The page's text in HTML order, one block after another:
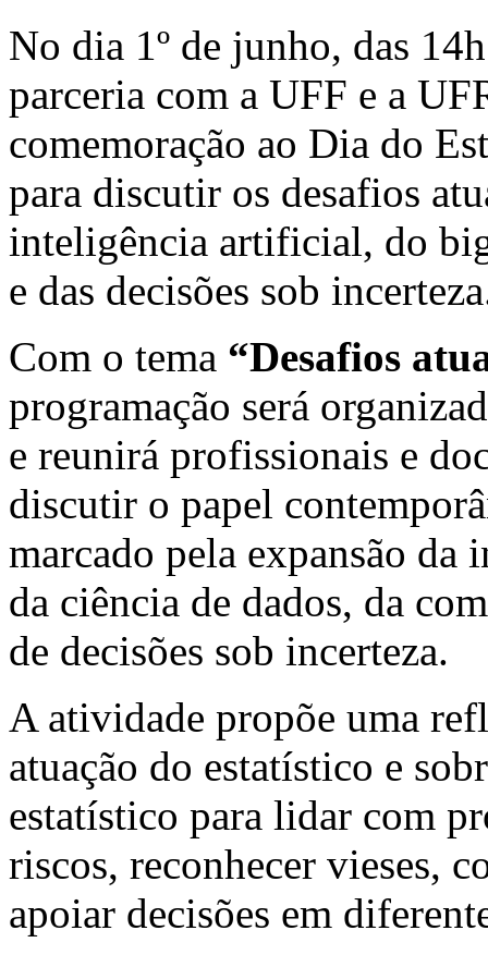
No dia 1º de junho, das
parceria com a UFF e a
comemoração ao Dia do
para discutir os desafios
inteligência artificial, do
e das decisões sob
Com o tema “Desafios
programação será
e reunirá profissionais e
discutir o papel
marcado pela expansão
da ciência de dados, da
de decisões sob incerteza.
A atividade propõe uma
atuação do estatístico e
estatístico para lidar com
riscos, reconhecer vieses,
apoiar decisões em